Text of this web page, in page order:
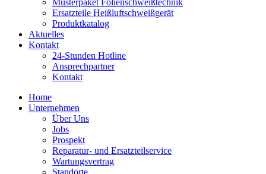
Musterpaket Folienschweißtechnik
Ersatzteile Heißluftschweißgerät
Produktkatalog
Aktuelles
Kontakt
24-Stunden Hotline
Ansprechpartner
Kontakt
Home
Unternehmen
Über Uns
Jobs
Prospekt
Reparatur- und Ersatzteil­service
Wartungsvertrag
Standorte